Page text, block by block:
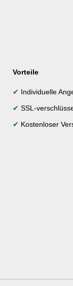
Vorteile
✔ Individuelle
✔ SSL-
✔ Kostenloser